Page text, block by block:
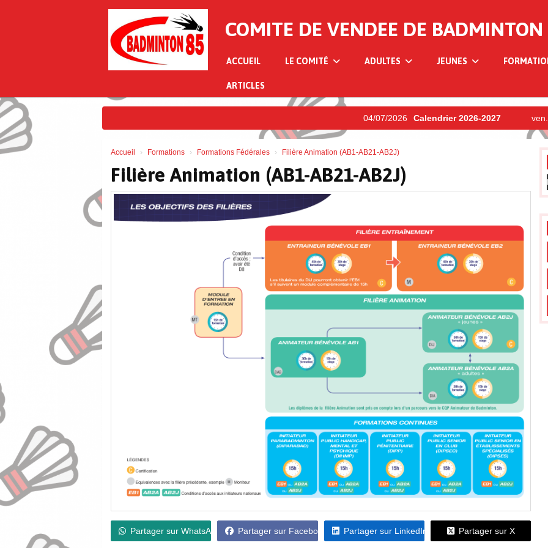
COMITE DE VENDEE DE BADMINTON
ACCUEIL LE COMITÉ ADULTES JEUNES
ARTICLES
04/07/2026 Calendrier 2026-2027 ven.
Accueil Formations Formations Fédérales Filière Animation (AB1-AB21-AB2J)
Filière Animation (AB1-AB21-AB2J)
Partager sur WhatsApp Partager sur Facebook Partager sur LinkedIn Partager sur X